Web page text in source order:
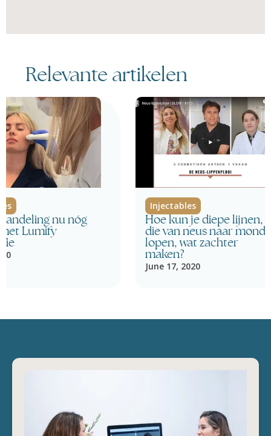
Relevante artikelen
nu nóg
Lumify
Injectables
Hoe kun je diepe lijnen,
die van neus naar mond
lopen, wat zachter
maken?
June 17, 2020